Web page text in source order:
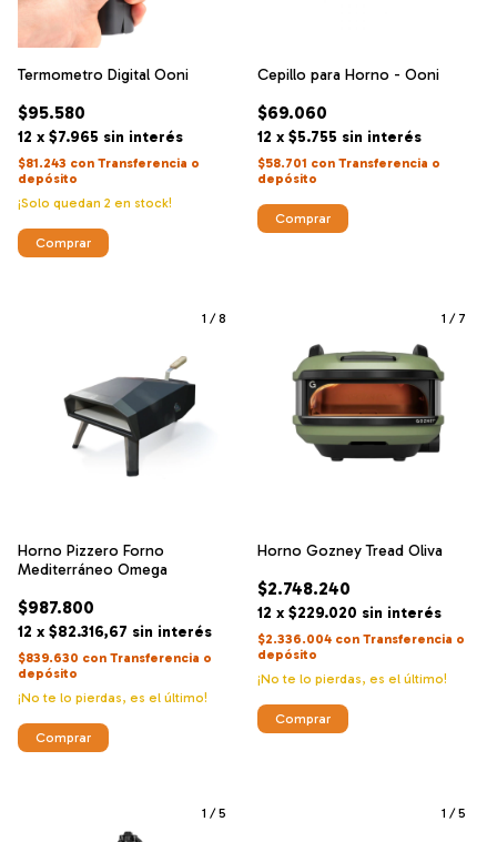
Termometro Digital Ooni
$95.580
12 x $7.965 sin interés
$81.243 con Transferencia o
depósito
¡Solo quedan 2 en stock!
Cepillo para Horno - Ooni
$69.060
12 x $5.755 sin interés
$58.701 con Transferencia o
depósito
1 /8
Horno Pizzero Forno
Mediterráneo Omega
$987.800
12 x $82.316,67 sin interés
$839.630 con Transferencia o
depósito
¡No te lo pierdas, es el último!
1 / 7
Horno Gozney Tread Oliva
$2.748.240
12 x $229.020 sin interés
$2.336.004 con Transferencia o
depósito
¡No te lo pierdas, es el último!
1 /5 1 /5